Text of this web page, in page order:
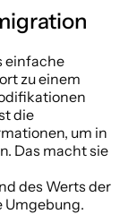
einfache
zu einem
die
um in
Das macht sie
des Werts der
Umgebung.